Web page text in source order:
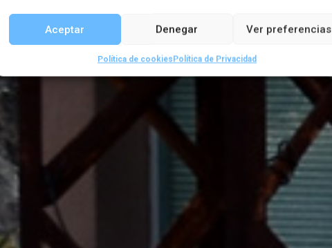
Aceptar Denegar Ver preferencias
Política de cookiesPolítica de Privacidad
Artículos de boletines Boletin 69 Geografía ,